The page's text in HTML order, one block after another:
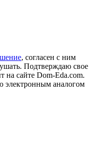
, согласен с ним
Подтверждаю свое
на сайте Dom-Eda.com.
электронным аналогом